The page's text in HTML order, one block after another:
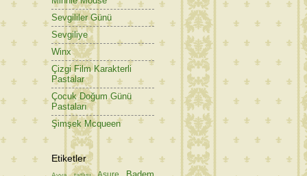
Sevgililer Günü
Sevgiliye
Winx
Çizgi Film Karakterli
Pastalar
Çocuk Doğum Günü
Pastaları
Şimşek Mcqueen
Etiketler